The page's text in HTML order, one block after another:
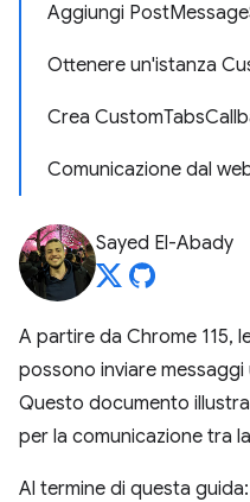
Aggiungi
Ottenere un'istanza
Crea
Comunicazione dal
Sayed El-Abady
A partire da Chrome 115,
possono inviare
Questo documento
per la comunicazione tra
Al termine di questa guida: